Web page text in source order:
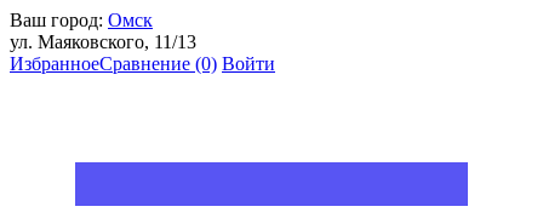
Ваш город: Омск
ул. Маяковского, 11/13
ИзбранноеСравнение (0) Войти